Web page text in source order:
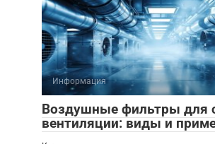
Информация
Воздушные фильтры для
вентиляции: виды и